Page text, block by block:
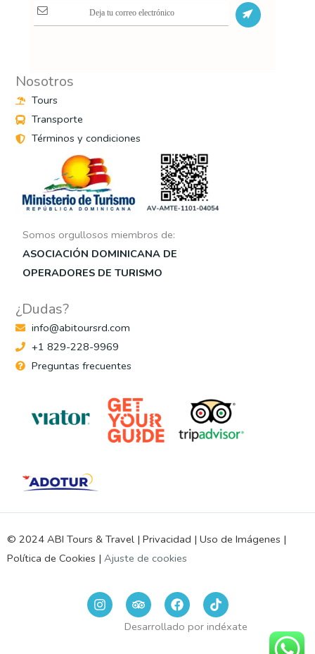
S
Nosotros
Tours
Transporte
Términos y condiciones
Somos orgullosos miembros de:
ASOCIACIÓN DOMINICANA DE
OPERADORES DE TURISMO
¿Dudas?
info@abitoursrd.com
+1 829-228-9969
Preguntas frecuentes
© 2024 ABI Tours & Travel | Privacidad | Uso de Imágenes |
Política de Cookies | Ajuste de cookies
I
n
s
T
r
i
p
F
a
c
e
Desarrollado porindéxate